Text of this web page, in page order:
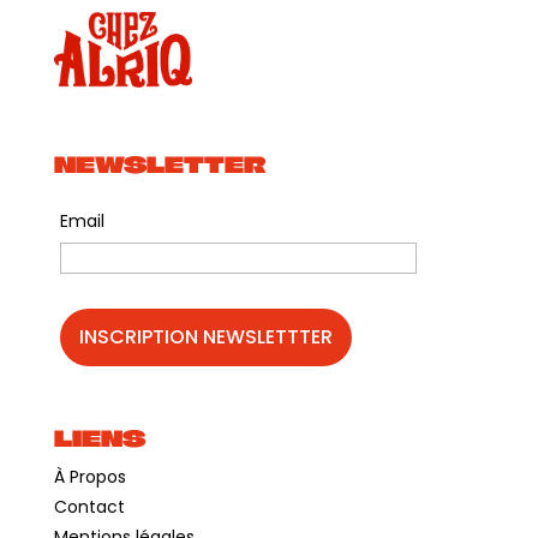
NEWSLETTER
Email
LIENS
À Propos
Contact